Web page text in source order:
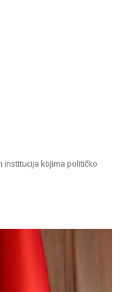
institucija kojima političko